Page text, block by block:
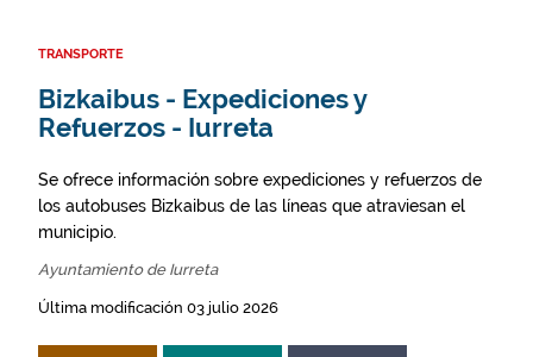
TRANSPORTE
Bizkaibus - Expediciones y
Refuerzos - Iurreta
Se ofrece información sobre expediciones y refuerzos de
los autobuses Bizkaibus de las líneas que atraviesan el
municipio.
Ayuntamiento de Iurreta
Última modificación 03 julio 2026